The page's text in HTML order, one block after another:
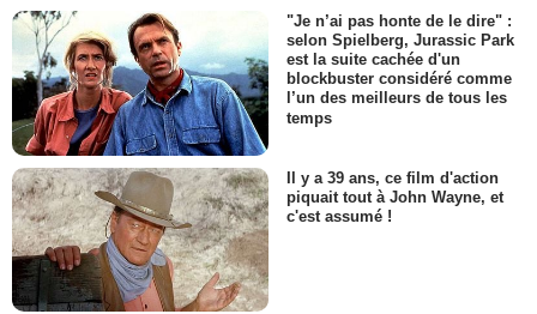
"Je n’ai pas honte de le dire" :
selon Spielberg, Jurassic Park
est la suite cachée d'un
blockbuster considéré comme
l’un des meilleurs de tous les
temps
Il y a 39 ans, ce film d'action
piquait tout à John Wayne, et
c'est assumé !